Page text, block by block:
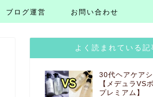
ブログ運営 お問い合わせ
よく読まれている記
30代ヘアケア
【メデュラVS
プレミアム】